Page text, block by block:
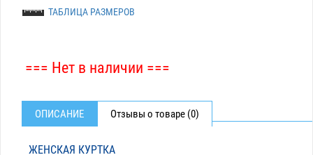
ТАБЛИЦА РАЗМЕРОВ
=== Нет в наличии ===
ОПИСАНИЕ Отзывы о товаре (0)
ЖЕНСКАЯ КУРТКА